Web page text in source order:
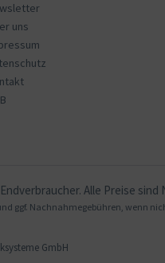
uns
Alle Preise
ggf. Nachnahmegebühren, wenn
GmbH